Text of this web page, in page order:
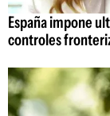
España impone
controles